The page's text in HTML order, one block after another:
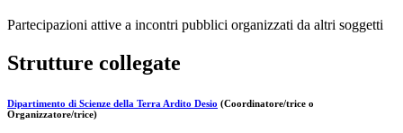
Partecipazioni attive a incontri pubblici organizzati da altri soggetti
Strutture collegate
Dipartimento di Scienze della Terra Ardito Desio (Coordinatore/trice o
Organizzatore/trice)